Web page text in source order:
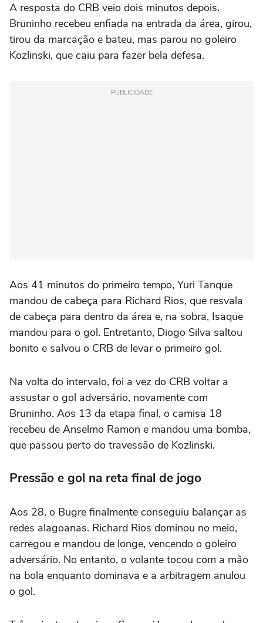
A resposta do CRB veio dois minutos depois.
Bruninho recebeu enfiada na entrada da área, girou,
tirou da marcação e bateu, mas parou no goleiro
Kozlinski, que caiu para fazer bela defesa.
PUBLICIDADE
Aos 41 minutos do primeiro tempo, Yuri Tanque
mandou de cabeça para Richard Rios, que resvala
de cabeça para dentro da área e, na sobra, Isaque
mandou para o gol. Entretanto, Diogo Silva saltou
bonito e salvou o CRB de levar o primeiro gol.
Na volta do intervalo, foi a vez do CRB voltar a
assustar o gol adversário, novamente com
Bruninho. Aos 13 da etapa final, o camisa 18
recebeu de Anselmo Ramon e mandou uma bomba,
que passou perto do travessão de Kozlinski.
Pressão e gol na reta final de jogo
Aos 28, o Bugre finalmente conseguiu balançar as
redes alagoanas. Richard Rios dominou no meio,
carregou e mandou de longe, vencendo o goleiro
adversário. No entanto, o volante tocou com a mão
na bola enquanto dominava e a arbitragem anulou
o gol.